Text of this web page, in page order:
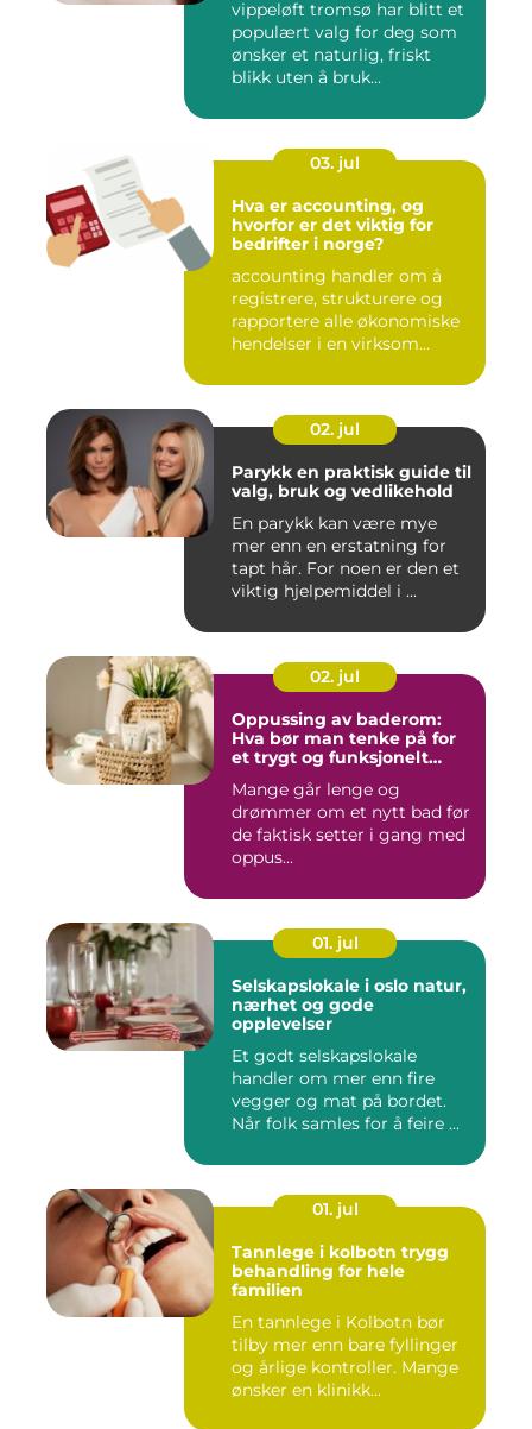
vippeløft tromsø har blitt et
populært valg for deg som
ønsker et naturlig, friskt
blikk uten å bruk...
03. jul
Hva er accounting, og
hvorfor er det viktig for
bedrifter i norge?
accounting handler om å
registrere, strukturere og
rapportere alle økonomiske
hendelser i en virksom...
02. jul
Parykk en praktisk guide til
valg, bruk og vedlikehold
En parykk kan være mye
mer enn en erstatning for
tapt hår. For noen er den et
viktig hjelpemiddel i ...
02. jul
Oppussing av baderom:
Hva bør man tenke på for
et trygt og funksjonelt
Mange går lenge og
drømmer om et nytt bad før
de faktisk setter i gang med
oppus...
01. jul
Selskapslokale i oslo natur,
nærhet og gode
opplevelser
Et godt selskapslokale
handler om mer enn fire
vegger og mat på bordet.
Når folk samles for å feire ...
01. jul
Tannlege i kolbotn trygg
behandling for hele
familien
En tannlege i Kolbotn bør
tilby mer enn bare fyllinger
og årlige kontroller. Mange
ønsker en klinikk...